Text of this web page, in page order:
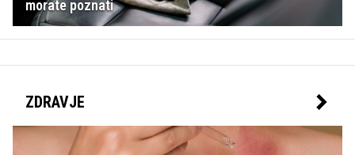
morate poznati
ZDRAVJE